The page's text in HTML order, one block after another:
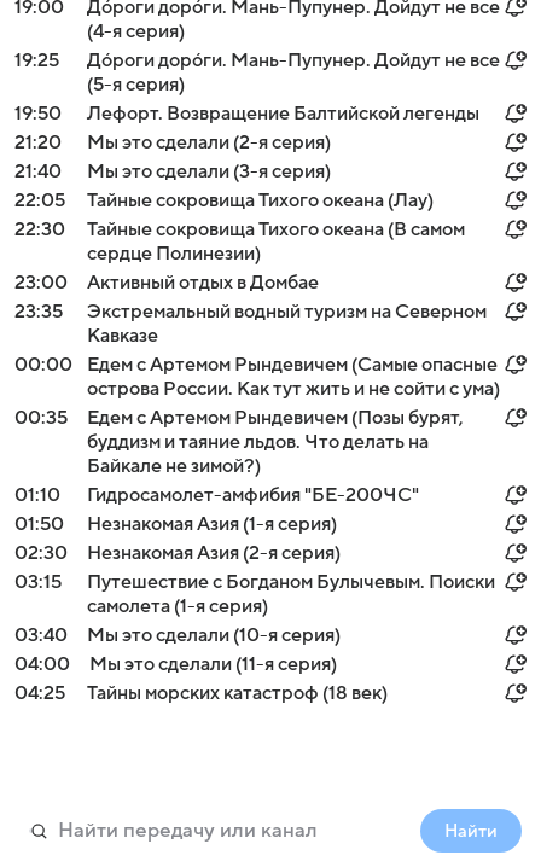
19:00
Дóроги дорóги. Мань-Пупунер. Дойдут не все
(4-я серия)
19:25
Дóроги дорóги. Мань-Пупунер. Дойдут не все
(5-я серия)
19:50
Лефорт. Возвращение Балтийской легенды
21:20
Мы это сделали (2-я серия)
21:40
Мы это сделали (3-я серия)
22:05
Тайные сокровища Тихого океана (Лау)
22:30
Тайные сокровища Тихого океана (В самом
сердце Полинезии)
23:00
Активный отдых в Домбае
23:35
Экстремальный водный туризм на Северном
Кавказе
00:00
Едем с Артемом Рындевичем (Самые опасные
острова России. Как тут жить и не сойти с ума)
00:35
Едем с Артемом Рындевичем (Позы бурят,
буддизм и таяние льдов. Что делать на
Байкале не зимой?)
01:10
Гидросамолет-амфибия "БЕ-200ЧС"
01:50
Незнакомая Азия (1-я серия)
02:30
Незнакомая Азия (2-я серия)
03:15
Путешествие с Богданом Булычевым. Поиски
самолета (1-я серия)
03:40
Мы это сделали (10-я серия)
04:00
Мы это сделали (11-я серия)
04:25
Тайны морских катастроф (18 век)
Найти